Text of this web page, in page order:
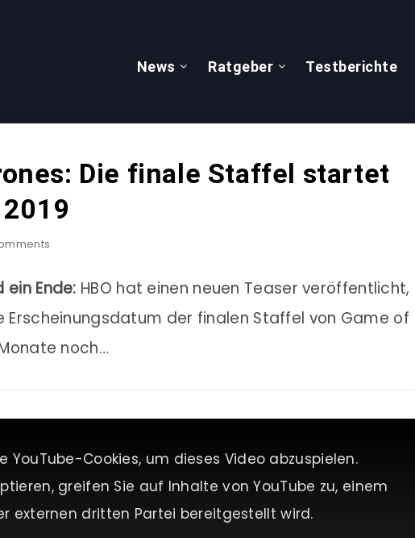
News Ratgeber Testberichte
Die finale Staffel startet
Ende: HBO hat einen neuen Teaser veröffentlicht,
Erscheinungsdatum der finalen Staffel von Game of
noch…
YouTube-Cookies, um dieses Video abzuspielen.
greifen Sie auf Inhalte von YouTube zu, einem
externen dritten Partei bereitgestellt wird.